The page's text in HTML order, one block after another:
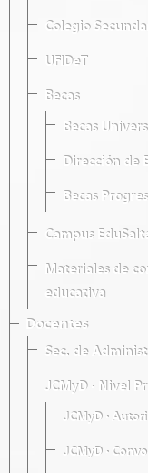
Colegio
UFIDeT
Becas
Becas
Dirección de
Becas
Campus
Materiales de
educativa
Docentes
Sec. de
JCMyD · Nivel
JCMyD ·
JCMyD ·